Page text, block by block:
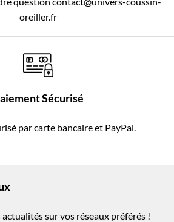
oreiller.fr
Sécurisé
par carte bancaire et PayPal.
sur vos réseaux préférés !